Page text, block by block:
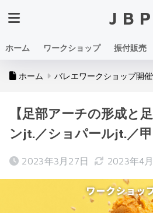
JBP
ホーム ワークショップ 振付販売
ホーム バレエワークショップ開
【足部アーチの形成と
ンjt.／ショパールjt.／
2023年3月27日 2023年4